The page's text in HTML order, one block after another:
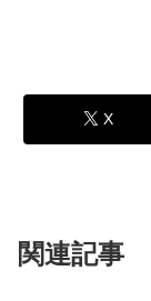
X
関連記事